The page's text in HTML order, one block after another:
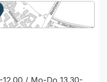
Karte von MapBS.
Link, wird in einem